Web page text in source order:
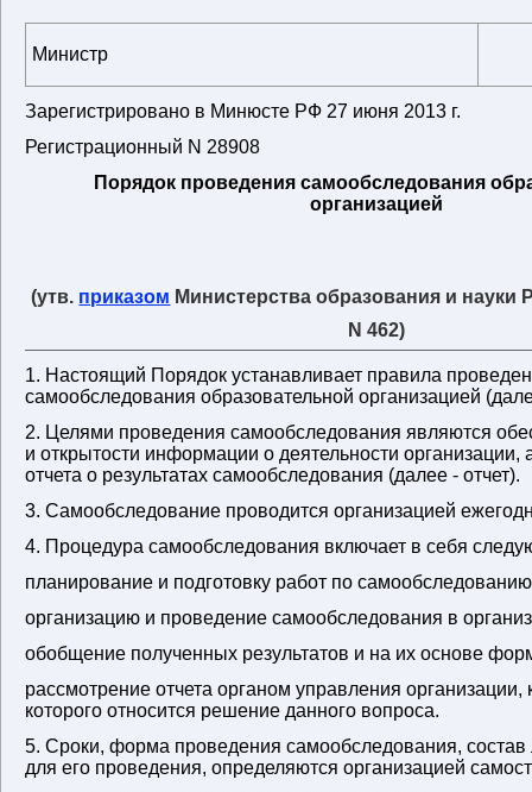
Министр
Зарегистрировано в Минюсте РФ 27 июня 2013 г.
Регистрационный N 28908
Порядок проведения самообследования
организацией
(утв. приказом Министерства образования и науки
N 462)
1. Настоящий Порядок устанавливает правила
самообследования образовательной организацией
2. Целями проведения самообследования являются
и открытости информации о деятельности организации,
отчета о результатах самообследования (далее - отчет).
3. Самообследование проводится организацией
4. Процедура самообследования включает в себя
планирование и подготовку работ по
организацию и проведение самообследования в
обобщение полученных результатов и на их основе
рассмотрение отчета органом управления организации,
которого относится решение данного вопроса.
5. Сроки, форма проведения самообследования,
для его проведения, определяются организацией